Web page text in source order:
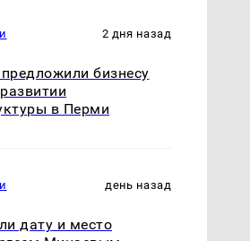
2 дня назад
бизнесу
в Перми
день назад
дату и место